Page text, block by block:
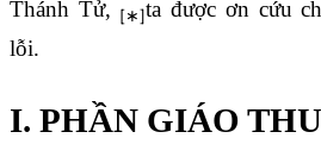
Thánh Tử,
ta được ơn cứu
lỗi.
I. PHẦN GIÁO